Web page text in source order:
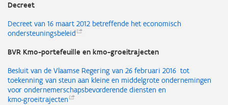
Decreet
Decreet van 16 maart 2012 betreffende het economisch
ondersteuningsbeleid
BVR Kmo-portefeuille en kmo-groeitrajecten
Besluit van de Vlaamse Regering van 26 februari 2016 tot
toekenning van steun aan kleine en middelgrote ondernemingen
voor ondernemerschapsbevorderende diensten en
kmo-groeitrajecten